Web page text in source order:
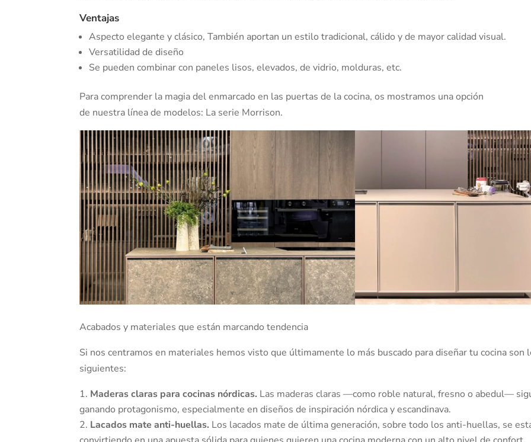
Ventajas
Aspecto elegante y clásico, También aportan un estilo tradicional, cálido y de mayor calidad visual.
Versatilidad de diseño
Se pueden combinar con paneles lisos, elevados, de vidrio, molduras, etc.
Para comprender la magia del enmarcado en las puertas de la cocina, os mostramos una opción
de nuestra línea de modelos: La serie Morrison.
Acabados y materiales que están marcando tendencia
Si nos centramos en materiales hemos visto que últimamente lo más buscado para diseñar tu cocina son
siguientes:
Maderas claras para cocinas nórdicas. Las maderas claras —como roble natural, fresno o abedul—
ganando protagonismo, especialmente en diseños de inspiración nórdica y escandinava.
Lacados mate anti-huellas. Los lacados mate de última generación, sobre todo los anti-huellas, se